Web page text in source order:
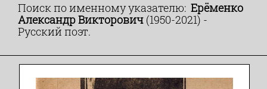
Поиск по именному указателю: Ерёменко
Александр Викторович (1950-2021) -
Русский поэт.